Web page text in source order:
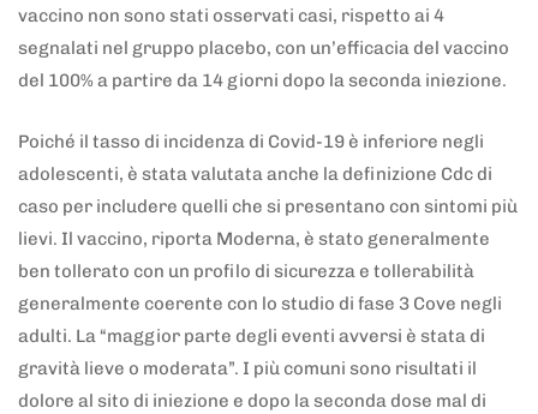
vaccino non sono stati osservati casi, rispetto ai 4
segnalati nel gruppo placebo, con un’efficacia del vaccino
del 100% a partire da 14 giorni dopo la seconda iniezione.
Poiché il tasso di incidenza di Covid-19 è inferiore negli
adolescenti, è stata valutata anche la definizione Cdc di
caso per includere quelli che si presentano con sintomi più
lievi. Il vaccino, riporta Moderna, è stato generalmente
ben tollerato con un profilo di sicurezza e tollerabilità
generalmente coerente con lo studio di fase 3 Cove negli
adulti. La “maggior parte degli eventi avversi è stata di
gravità lieve o moderata”. I più comuni sono risultati il
dolore al sito di iniezione e dopo la seconda dose mal di